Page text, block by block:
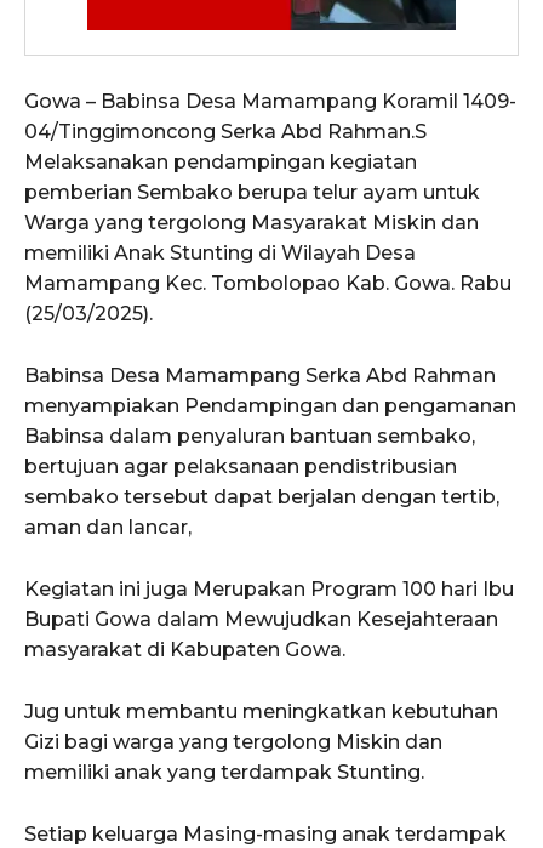
Gowa – Babinsa Desa Mamampang Koramil 1409-
04/Tinggimoncong Serka Abd Rahman.S
Melaksanakan pendampingan kegiatan
pemberian Sembako berupa telur ayam untuk
Warga yang tergolong Masyarakat Miskin dan
memiliki Anak Stunting di Wilayah Desa
Mamampang Kec. Tombolopao Kab. Gowa. Rabu
(25/03/2025).
Babinsa Desa Mamampang Serka Abd Rahman
menyampiakan Pendampingan dan pengamanan
Babinsa dalam penyaluran bantuan sembako,
bertujuan agar pelaksanaan pendistribusian
sembako tersebut dapat berjalan dengan tertib,
aman dan lancar,
Kegiatan ini juga Merupakan Program 100 hari Ibu
Bupati Gowa dalam Mewujudkan Kesejahteraan
masyarakat di Kabupaten Gowa.
Jug untuk membantu meningkatkan kebutuhan
Gizi bagi warga yang tergolong Miskin dan
memiliki anak yang terdampak Stunting.
Setiap keluarga Masing-masing anak terdampak